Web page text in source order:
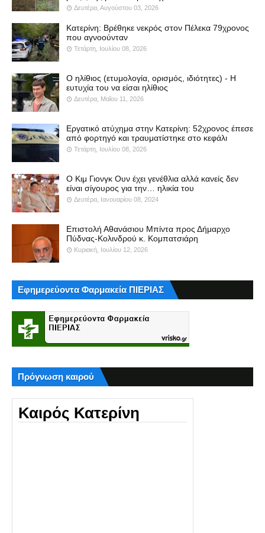
Δευτέρα, Αυγούστου 03, 2026
Κατερίνη: Βρέθηκε νεκρός στον Πέλεκα 79χρονος
που αγνοούνταν
Τετάρτη, Ιουλίου 08, 2026
Ο ηλίθιος (ετυμολογία, ορισμός, ιδιότητες) - Η
ευτυχία του να είσαι ηλίθιος
Δευτέρα, Μαΐου 11, 2026
Εργατικό ατύχημα στην Κατερίνη: 52χρονος έπεσε
από φορτηγό και τραυματίστηκε στο κεφάλι
Τετάρτη, Ιουλίου 08, 2026
Ο Κιμ Γιονγκ Ουν έχει γενέθλια αλλά κανείς δεν
είναι σίγουρος για την… ηλικία του
Δευτέρα, Ιανουαρίου 08, 2024
Επιστολή Αθανάσιου Μπίντα προς Δήμαρχο
Πύδνας-Κολινδρού κ. Κομπατσιάρη
Κυριακή, Ιουλίου 12, 2026
Εφημερεύοντα Φαρμακεία ΠΙΕΡΙΑΣ
Πρόγνωση καιρού
Καιρός Κατερίνη